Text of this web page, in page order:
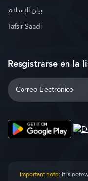
بيان الإسلام
Tafsir Saadi
Resgistrarse en la
Important note:It is